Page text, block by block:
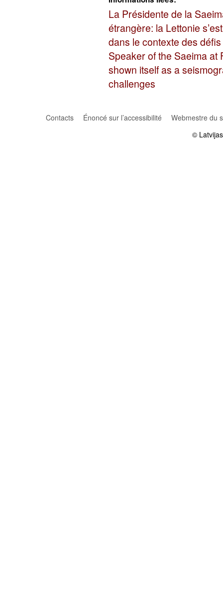
La Présidente de la
étrangère: la Lettonie
dans le contexte des
Speaker of the Saeima at
shown itself as a
challenges
Contacts Énoncé sur l’accessibilité
Webmestre du
©